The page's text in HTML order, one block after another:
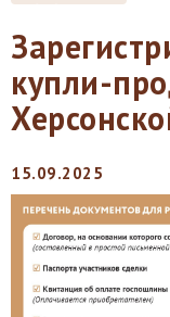
купли-
15.09.2025